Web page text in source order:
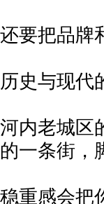
还要把品牌
历史与现代
河内老城区
的一条街，
稳重感会把